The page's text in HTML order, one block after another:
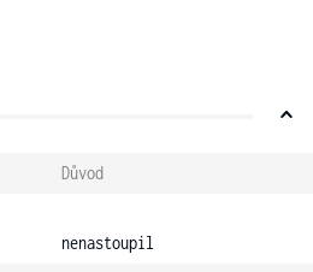
Důvod
nenastoupil